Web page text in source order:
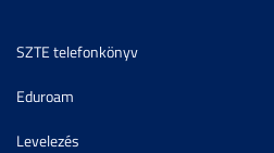
SZTE telefonkönyv
Eduroam
Levelezés